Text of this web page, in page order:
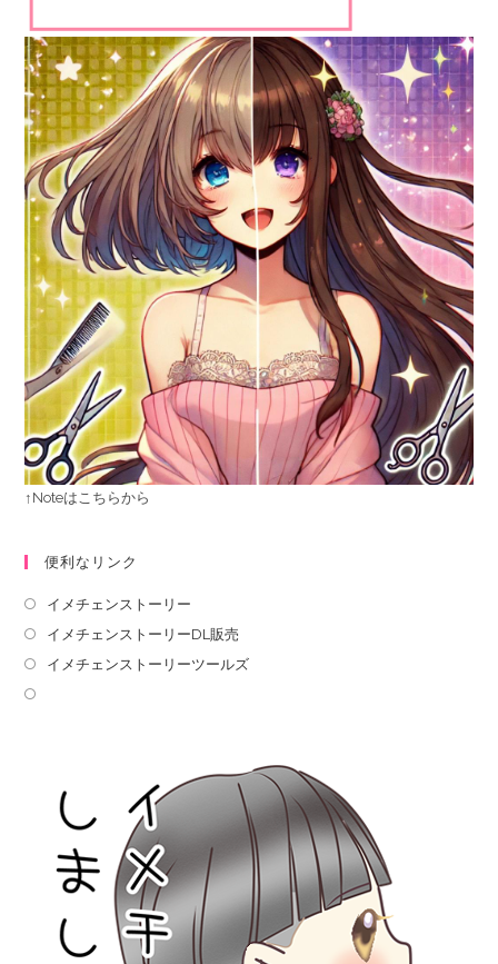
↑Noteはこちらから
便利なリンク
イメチェンストーリー
イメチェンストーリーDL販売
イメチェンストーリーツールズ